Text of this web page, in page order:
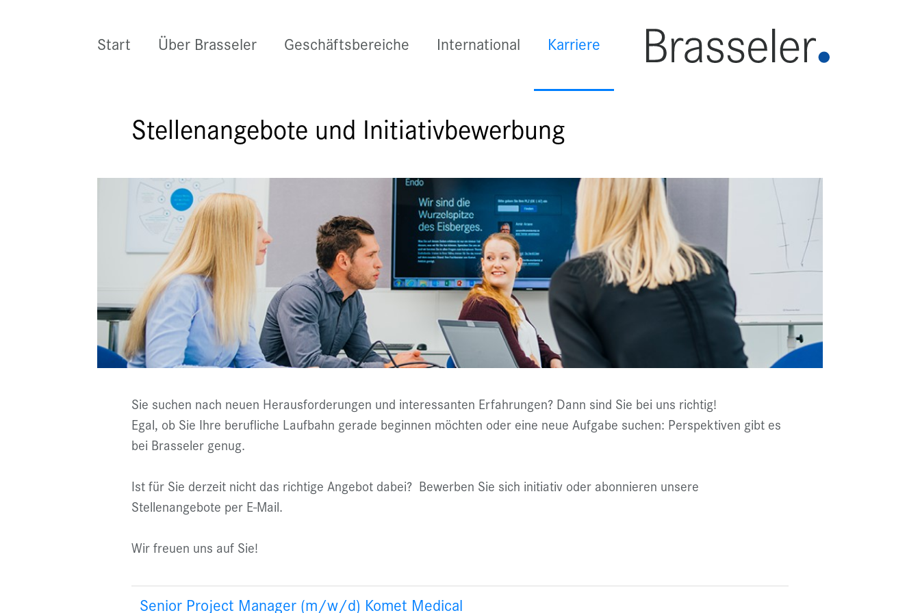
Start Über Brasseler Geschäftsbereiche International Karriere
Stellenangebote und Initiativbewerbung
Sie suchen nach neuen Herausforderungen und interessanten Erfahrungen? Dann sind Sie bei uns richtig!
Egal, ob Sie Ihre berufliche Laufbahn gerade beginnen möchten oder eine neue Aufgabe suchen: Perspektiven gibt es
bei Brasseler genug.
Ist für Sie derzeit nicht das richtige Angebot dabei? Bewerben Sie sich initiativ oder abonnieren unsere
Stellenangebote per E-Mail.
Wir freuen uns auf Sie!
Senior Project Manager (m/w/d) Komet Medical